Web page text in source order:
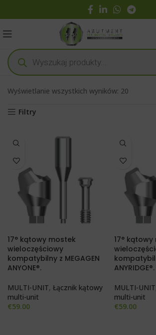
Wyświetlanie wszystkich wyników: 20
Filtry
17° kątowy mostek
wieloczęściowy
kompatybilny z MEGAGEN
ANYONE®.
MULTI-UNIT, Łącznik kątowy
multi-unit
€59.00
17°
ANYRIDGE®.
MULTI-UNIT
multi-unit
€59.00